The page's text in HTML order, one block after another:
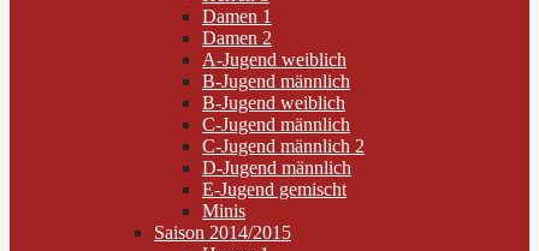
Damen 1
Damen 2
A-Jugend weiblich
B-Jugend männlich
B-Jugend weiblich
C-Jugend männlich
C-Jugend männlich 2
D-Jugend männlich
E-Jugend gemischt
Minis
Saison 2014/2015